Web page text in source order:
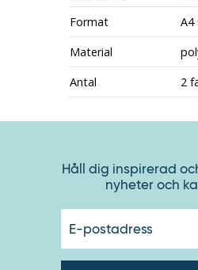
Format
A4
Material
Antal
2
Håll dig inspirerad
nyheter och